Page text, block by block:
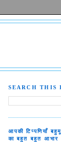
SEARCH THIS
आपकी टिप्पणियाँ
का बहुत बहुत आभार